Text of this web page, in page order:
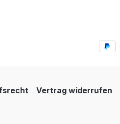
Vertrag widerrufen